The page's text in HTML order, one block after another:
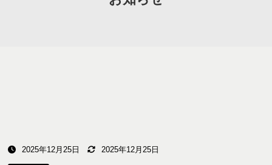
2025年12月25日 2025年12月25日